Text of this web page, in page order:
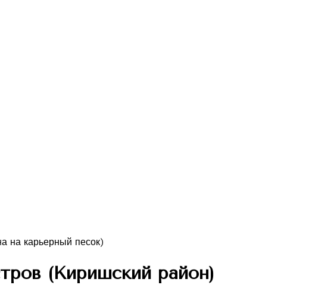
(Киришский район)